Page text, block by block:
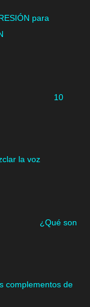
para
10
la voz
¿Qué son
complementos de